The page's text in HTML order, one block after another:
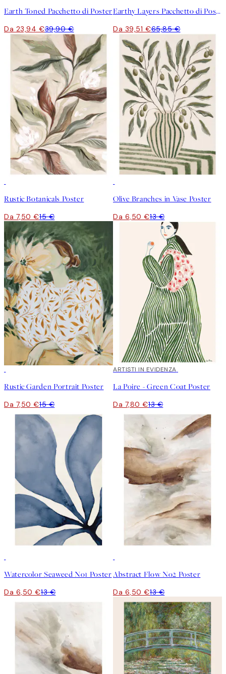
Earth Toned Pacchetto di Poster
Da 23,94 €39,90 €
Earthy Layers Pacchetto di Poster
Da 39,51 €65,85 €
Rustic Botanicals Poster
Da 7,50 €15 €
Olive Branches in Vase Poster
Da 6,50 €13 €
Rustic Garden Portrait Poster
Da 7,50 €15 €
40%*
ARTISTI IN EVIDENZA
La Poire - Green Coat Poster
Da 7,80 €13 €
Watercolor Seaweed No1 Poster
Da 6,50 €13 €
Abstract Flow No2 Poster
Da 6,50 €13 €